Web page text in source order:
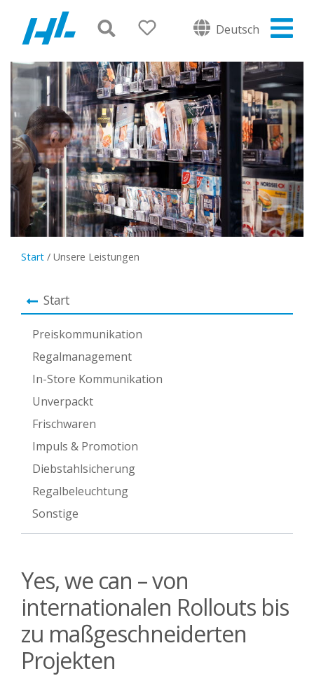
Deutsch
Start / Unsere Leistungen
Start
Preiskommunikation
Regalmanagement
In-Store Kommunikation
Unverpackt
Frischwaren
Impuls & Promotion
Diebstahlsicherung
Regalbeleuchtung
Sonstige
Yes, we can – von
internationalen Rollouts bis
zu maßgeschneiderten
Projekten